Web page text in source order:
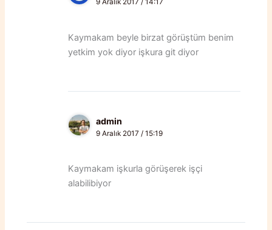
9 Aralık 2017 / 14:17
Kaymakam beyle birzat görüştüm benim
yetkim yok diyor işkura git diyor
admin
9 Aralık 2017 / 15:19
Kaymakam işkurla görüşerek işçi
alabilibiyor